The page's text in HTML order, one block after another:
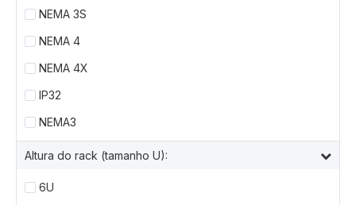
NEMA 3S
NEMA 4
NEMA 4X
IP32
NEMA3
Altura do rack (tamanho U):
6U